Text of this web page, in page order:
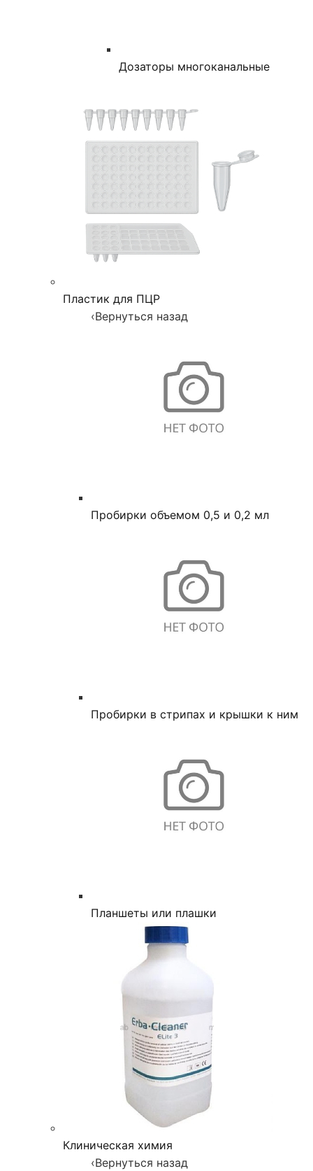
Дозаторы многоканальные
Пластик для ПЦР
‹Вернуться назад
Пробирки объемом 0,5 и 0,2 мл
Пробирки в стрипах и крышки к ним
Планшеты или плашки
Клиническая химия
‹Вернуться назад